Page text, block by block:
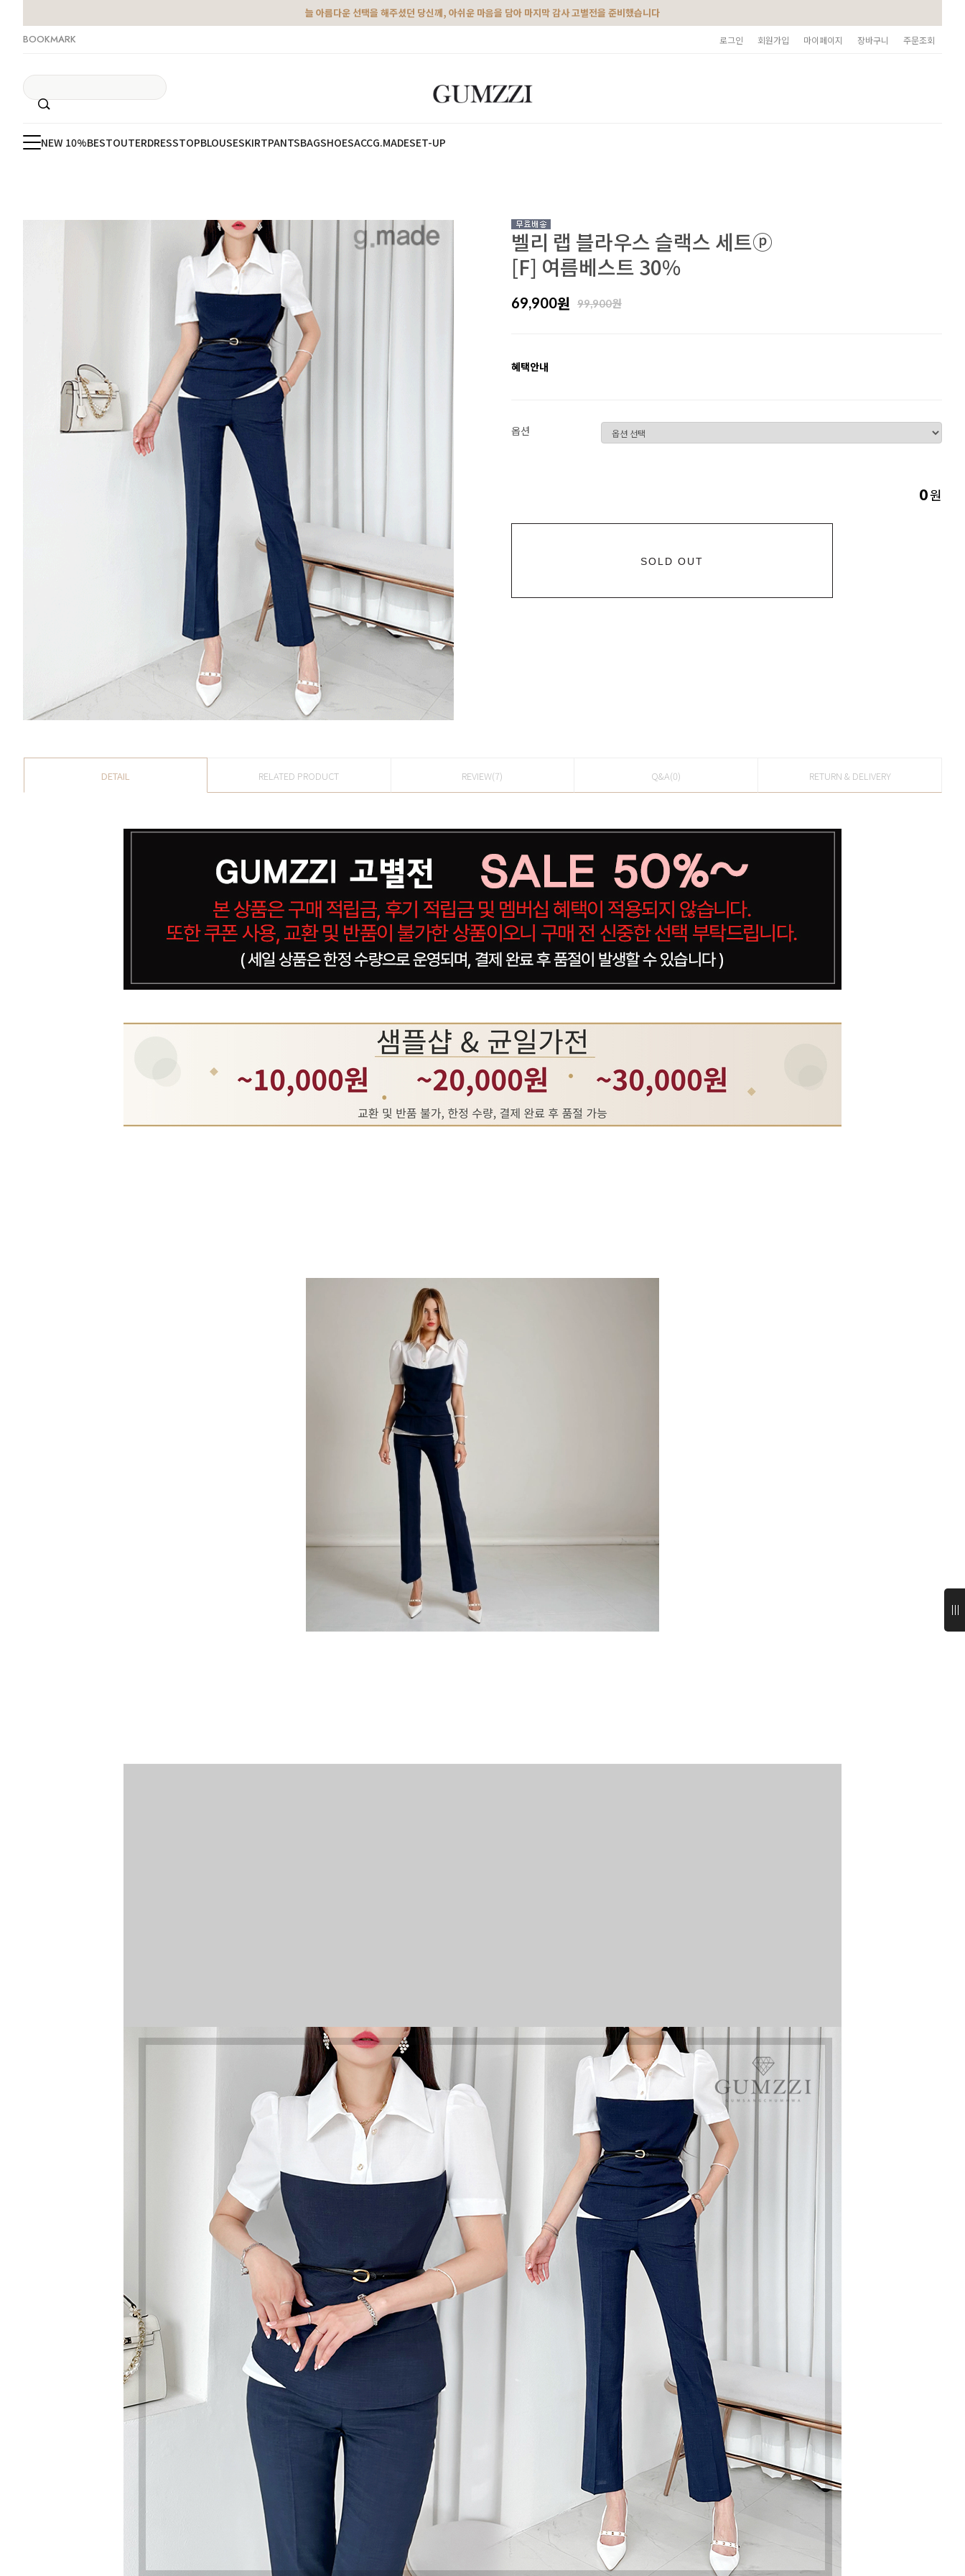
늘 아름다운 선택을 해주셨던 당신께, 아쉬운 마음을 담아 마지막 감사 고별전을 준비했습니다
BOOKMARK
로그인 회원가입 마이페이지 장바구니 주문조회
NEW 10%BESTOUTERDRESSTOPBLOUSESKIRTPANTSBAGSHOESACCG.MADESET-UP
벨리 랩 블라우스 슬랙스 세트ⓟ
[F] 여름베스트 30%
69,900원 99,900원
혜택안내
옵션
0원
SOLD OUT
DETAIL RELATED PRODUCT REVIEW(7) Q&A(0) RETURN & DELIVERY